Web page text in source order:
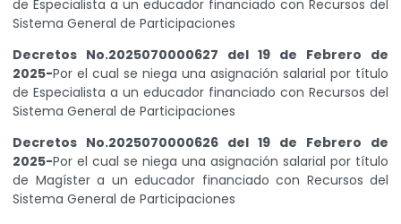
de Especialista a un educador financiado con Recursos del
Sistema General de Participaciones
Decretos No.2025070000627 del 19 de Febrero de
2025-Por el cual se niega una asignación salarial por título
de Especialista a un educador financiado con Recursos del
Sistema General de Participaciones
Decretos No.2025070000626 del 19 de Febrero de
2025-Por el cual se niega una asignación salarial por título
de Magíster a un educador financiado con Recursos del
Sistema General de Participaciones